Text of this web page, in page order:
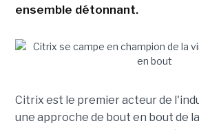
ensemble détonnant.
Citrix est le premier acteur de
une approche de bout en bout de